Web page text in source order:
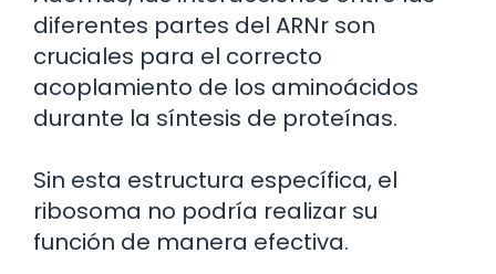
diferentes partes del ARNr son
cruciales para el correcto
acoplamiento de los aminoácidos
durante la síntesis de proteínas.
Sin esta estructura específica, el
ribosoma no podría realizar su
función de manera efectiva.